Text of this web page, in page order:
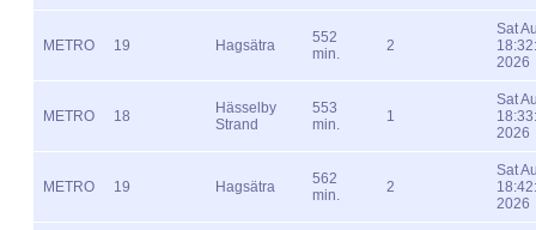
METRO 19 Hagsätra
552
min.
2
Sat
2026
METRO 18
Hässelby
Strand
553
min.
1
Sat
2026
METRO 19 Hagsätra
562
min.
2
Sat
2026